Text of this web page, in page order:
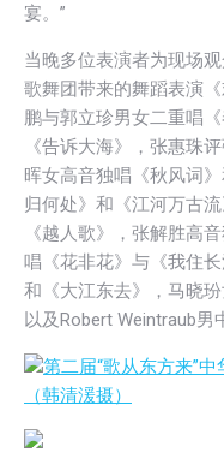
宴。”
当晚多位表演者为现场
歌舞团带来的舞蹈表演
鹏与郭立珍男女二重唱
《告诉大海》，张惠珠
晖女高音独唱《秋风词
归何处》和《江河万古
《越人歌》，张解胜高
唱《花非花》与《我住
和《大江东去》，马晓
以及Robert Weintraub男
第二届“歌从东方来”
（韩清湲摄）